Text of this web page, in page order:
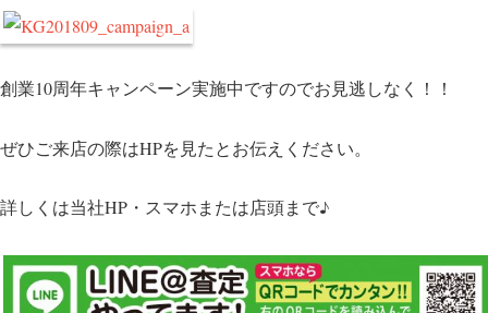
創業10周年キャンペーン実施中ですのでお見逃しなく！！
ぜひご来店の際はHPを見たとお伝えください。
詳しくは当社HP・スマホまたは店頭まで♪